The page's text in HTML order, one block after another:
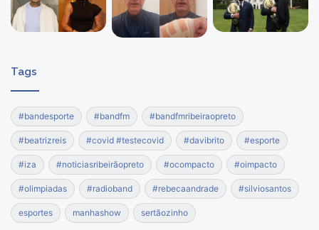
Tags
#bandesporte #bandfm #bandfmribeiraopreto
#beatrizreis #covid #testecovid #davibrito #esporte
#iza #noticiasribeirãopreto #ocompacto #oimpacto
#olimpiadas #radioband #rebecaandrade #silviosantos
esportes manhashow sertãozinho